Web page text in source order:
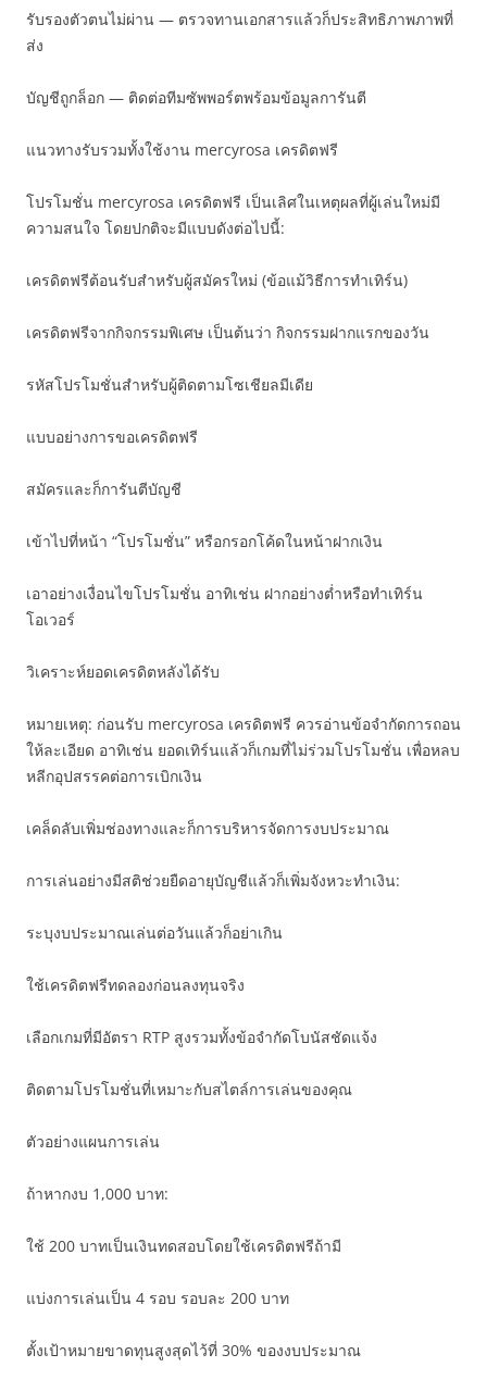
รับรองตัวตนไม่ผ่าน — ตรวจทานเอกสารแล้วก็ประสิทธิภาพภาพที่
ส่ง
บัญชีถูกล็อก — ติดต่อทีมซัพพอร์ตพร้อมข้อมูลการันตี
แนวทางรับรวมทั้งใช้งาน mercyrosa เครดิตฟรี
โปรโมชั่น mercyrosa เครดิตฟรี เป็นเลิศในเหตุผลที่ผู้เล่นใหม่มี
ความสนใจ โดยปกติจะมีแบบดังต่อไปนี้:
เครดิตฟรีต้อนรับสำหรับผู้สมัครใหม่ (ข้อแม้วิธีการทำเทิร์น)
เครดิตฟรีจากกิจกรรมพิเศษ เป็นต้นว่า กิจกรรมฝากแรกของวัน
รหัสโปรโมชั่นสำหรับผู้ติดตามโซเชียลมีเดีย
แบบอย่างการขอเครดิตฟรี
สมัครและก็การันตีบัญชี
เข้าไปที่หน้า “โปรโมชั่น” หรือกรอกโค้ดในหน้าฝากเงิน
เอาอย่างเงื่อนไขโปรโมชั่น อาทิเช่น ฝากอย่างต่ำหรือทำเทิร์น
โอเวอร์
วิเคราะห์ยอดเครดิตหลังได้รับ
หมายเหตุ: ก่อนรับ mercyrosa เครดิตฟรี ควรอ่านข้อจำกัดการถอน
ให้ละเอียด อาทิเช่น ยอดเทิร์นแล้วก็เกมที่ไม่ร่วมโปรโมชั่น เพื่อหลบ
หลีกอุปสรรคต่อการเบิกเงิน
เคล็ดลับเพิ่มช่องทางและก็การบริหารจัดการงบประมาณ
การเล่นอย่างมีสติช่วยยืดอายุบัญชีแล้วก็เพิ่มจังหวะทำเงิน:
ระบุงบประมาณเล่นต่อวันแล้วก็อย่าเกิน
ใช้เครดิตฟรีทดลองก่อนลงทุนจริง
เลือกเกมที่มีอัตรา RTP สูงรวมทั้งข้อจำกัดโบนัสชัดแจ้ง
ติดตามโปรโมชั่นที่เหมาะกับสไตล์การเล่นของคุณ
ตัวอย่างแผนการเล่น
ถ้าหากงบ 1,000 บาท:
ใช้ 200 บาทเป็นเงินทดสอบโดยใช้เครดิตฟรีถ้ามี
แบ่งการเล่นเป็น 4 รอบ รอบละ 200 บาท
ตั้งเป้าหมายขาดทุนสูงสุดไว้ที่ 30% ของงบประมาณ